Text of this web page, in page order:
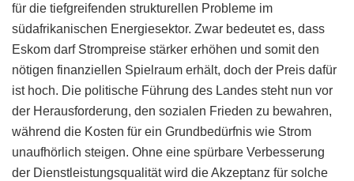
für die tiefgreifenden strukturellen Probleme im
südafrikanischen Energiesektor. Zwar bedeutet es, dass
Eskom darf Strompreise stärker erhöhen und somit den
nötigen finanziellen Spielraum erhält, doch der Preis dafür
ist hoch. Die politische Führung des Landes steht nun vor
der Herausforderung, den sozialen Frieden zu bewahren,
während die Kosten für ein Grundbedürfnis wie Strom
unaufhörlich steigen. Ohne eine spürbare Verbesserung
der Dienstleistungsqualität wird die Akzeptanz für solche